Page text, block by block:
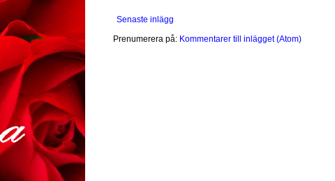
Senaste inlägg
Prenumerera på: Kommentarer till inlägget (Atom)